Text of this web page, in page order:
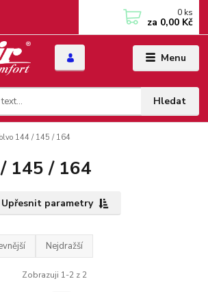
Menu
Hledat
0 ks
za 0,00 Kč
144 / 145 / 164
145 / 164
Upřesnit parametry
Nejdražší
Zobrazuji 1-2 z 2